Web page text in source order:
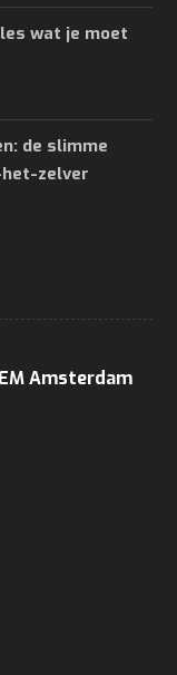
wat je moet
de slimme
het-zelver
Amsterdam